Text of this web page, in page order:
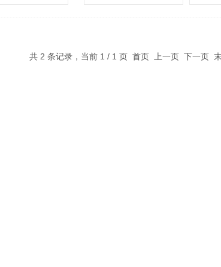
共 2 条记录，当前 1 / 1 页 首页 上一页 下一页